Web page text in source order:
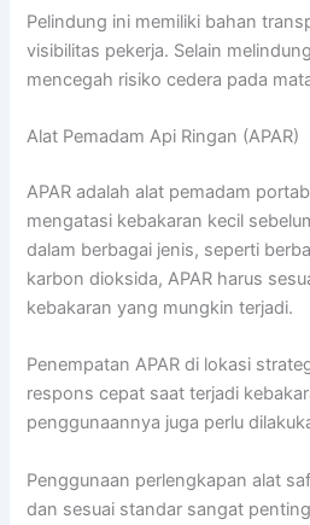
Pelindung ini memiliki bahan
visibilitas pekerja. Selain
mencegah risiko cedera pada
Alat Pemadam Api Ringan (APAR)
APAR adalah alat pemadam
mengatasi kebakaran kecil
dalam berbagai jenis, seperti
karbon dioksida, APAR harus
kebakaran yang mungkin terjadi.
Penempatan APAR di lokasi
respons cepat saat terjadi
penggunaannya juga perlu
Penggunaan perlengkapan alat
dan sesuai standar sangat